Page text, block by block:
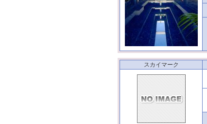
スカイマーク